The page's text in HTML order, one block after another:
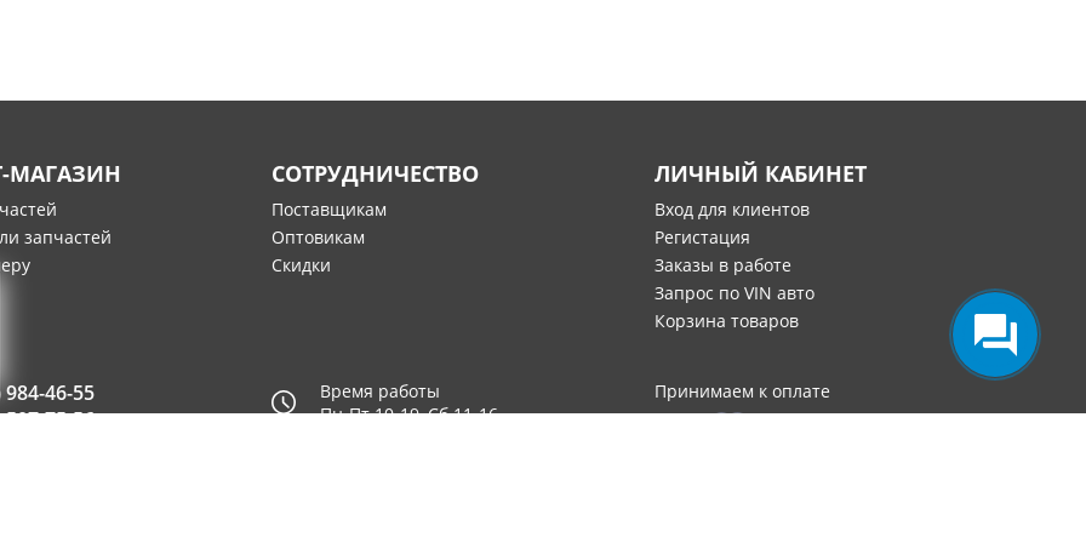
МАГАЗИН
запчастей
СОТРУДНИЧЕСТВО
Поставщикам
Оптовикам
Скидки
ЛИЧНЫЙ КАБИНЕТ
Вход для клиентов
Регистация
Заказы в работе
Запрос по VIN авто
Корзина товаров
984-46-55
507-75-56
Время работы
Пн-Пт 10-19, Сб 11-16
Принимаем к оплате